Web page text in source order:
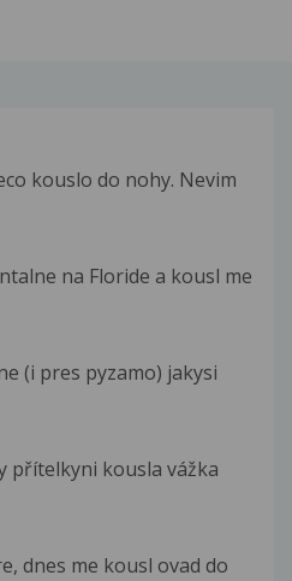
kouslo do nohy. Nevim
na Floride a kousl me
(i pres pyzamo) jakysi
přítelkyni kousla vážka
dnes me kousl ovad do